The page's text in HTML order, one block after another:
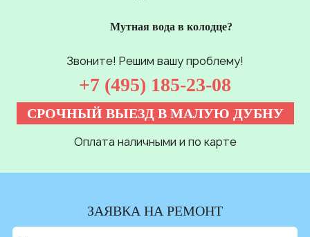
Мутная вода в колодце?
Звоните! Решим вашу проблему!
+7 (495) 185-23-08
СРОЧНЫЙ ВЫЕЗД В МАЛУЮ ДУБНУ
Оплата наличными и по карте
ЗАЯВКА НА РЕМОНТ